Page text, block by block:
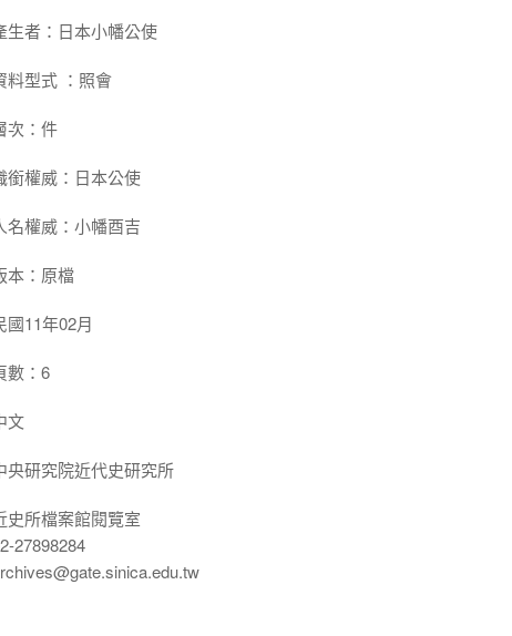
生者：日本小幡公使
料型式 ：照會
次：件
銜權威：日本公使
名權威：小幡酉吉
本：原檔
國11年02月
數：6
文
央研究院近代史研究所
史所檔案館閱覽室
27898284